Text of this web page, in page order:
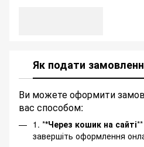
Як подати
Ви можете оформити
вас способом:
1. **Через кошик на сайті
завершіть оформлення